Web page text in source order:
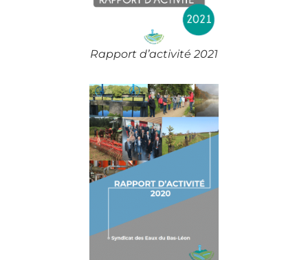
Rapport d’activité 2021